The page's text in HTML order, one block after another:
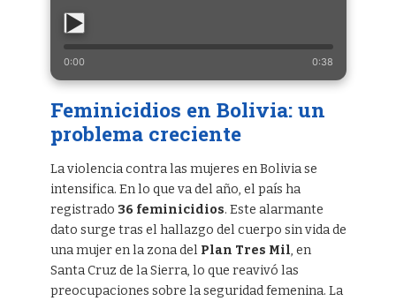
0:00 0:38
Feminicidios en Bolivia: un
problema creciente
La violencia contra las mujeres en Bolivia se
intensifica. En lo que va del año, el país ha
registrado 36 feminicidios. Este alarmante
dato surge tras el hallazgo del cuerpo sin vida de
una mujer en la zona del Plan Tres Mil, en
Santa Cruz de la Sierra, lo que reavivó las
preocupaciones sobre la seguridad femenina. La